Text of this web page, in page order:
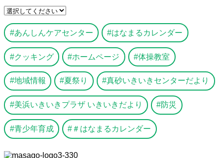
あんしんケアセンター はなまるカレンダー
クッキング ホームページ 体操教室
地域情報 夏祭り 真砂いきいきセンターだより
美浜いきいきプラザ いきいきだより 防災
青少年育成 ＃はなまるカレンダー